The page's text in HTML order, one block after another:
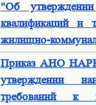
"Об
квалификаций и
жилищно-
Приказ АНО
утверждении
требований к